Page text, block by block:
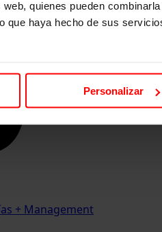
quienes pueden
que haya hecho de sus
Personalizar
+ Management